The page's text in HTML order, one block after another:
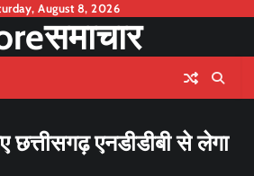
August 8, 2026
छत्तीसगढ़ एनडीडीबी से लेगा